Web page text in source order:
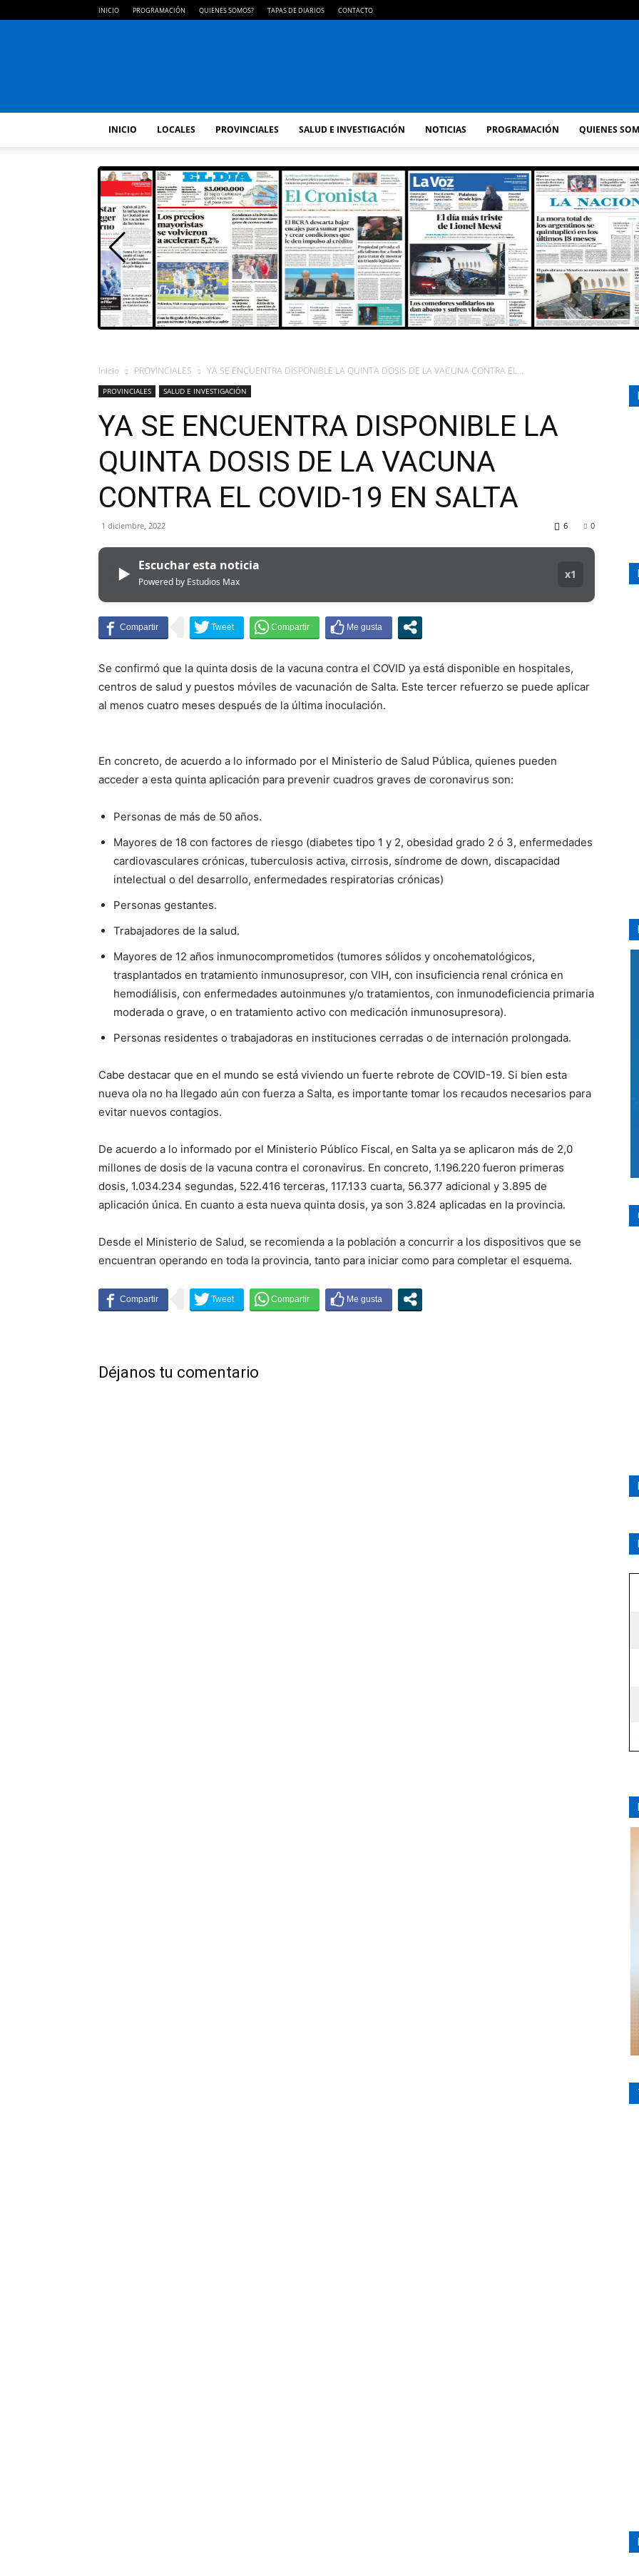
INICIO PROGRAMACIÓN QUIENES SOMOS? TAPAS DE DIARIOS CONTACTO
FM
GOLD
ORAN
INICIO LOCALES PROVINCIALES SALUD E INVESTIGACIÓN NOTICIAS PROGRAMACIÓN QUIENES
Inicio PROVINCIALES YA SE ENCUENTRA DISPONIBLE LA QUINTA DOSIS DE LA VACUNA CONTRA EL...
PROVINCIALES SALUD E INVESTIGACIÓN
YA SE ENCUENTRA DISPONIBLE LA
QUINTA DOSIS DE LA VACUNA
CONTRA EL COVID-19 EN SALTA
1 diciembre, 2022 0
6
▶ Escuchar esta noticia
Powered by Estudios Max
x1
Se confirmó que la quinta dosis de la vacuna contra el COVID ya está disponible en hospitales,
centros de salud y puestos móviles de vacunación de Salta. Este tercer refuerzo se puede aplicar
al menos cuatro meses después de la última inoculación.
En concreto, de acuerdo a lo informado por el Ministerio de Salud Pública, quienes pueden
acceder a esta quinta aplicación para prevenir cuadros graves de coronavirus son:
Personas de más de 50 años.
Mayores de 18 con factores de riesgo (diabetes tipo 1 y 2, obesidad grado 2 ó 3, enfermedades
cardiovasculares crónicas, tuberculosis activa, cirrosis, síndrome de down, discapacidad
intelectual o del desarrollo, enfermedades respiratorias crónicas)
Personas gestantes.
Trabajadores de la salud.
Mayores de 12 años inmunocomprometidos (tumores sólidos y oncohematológicos,
trasplantados en tratamiento inmunosupresor, con VIH, con insuficiencia renal crónica en
hemodiálisis, con enfermedades autoinmunes y/o tratamientos, con inmunodeficiencia primaria
moderada o grave, o en tratamiento activo con medicación inmunosupresora).
Personas residentes o trabajadoras en instituciones cerradas o de internación prolongada.
Cabe destacar que en el mundo se está viviendo un fuerte rebrote de COVID-19. Si bien esta
nueva ola no ha llegado aún con fuerza a Salta, es importante tomar los recaudos necesarios para
evitar nuevos contagios.
De acuerdo a lo informado por el Ministerio Público Fiscal, en Salta ya se aplicaron más de 2,0
millones de dosis de la vacuna contra el coronavirus. En concreto, 1.196.220 fueron primeras
dosis, 1.034.234 segundas, 522.416 terceras, 117.133 cuarta, 56.377 adicional y 3.895 de
aplicación única. En cuanto a esta nueva quinta dosis, ya son 3.824 aplicadas en la provincia.
Desde el Ministerio de Salud, se recomienda a la población a concurrir a los dispositivos que se
encuentran operando en toda la provincia, tanto para iniciar como para completar el esquema.
Déjanos tu comentario